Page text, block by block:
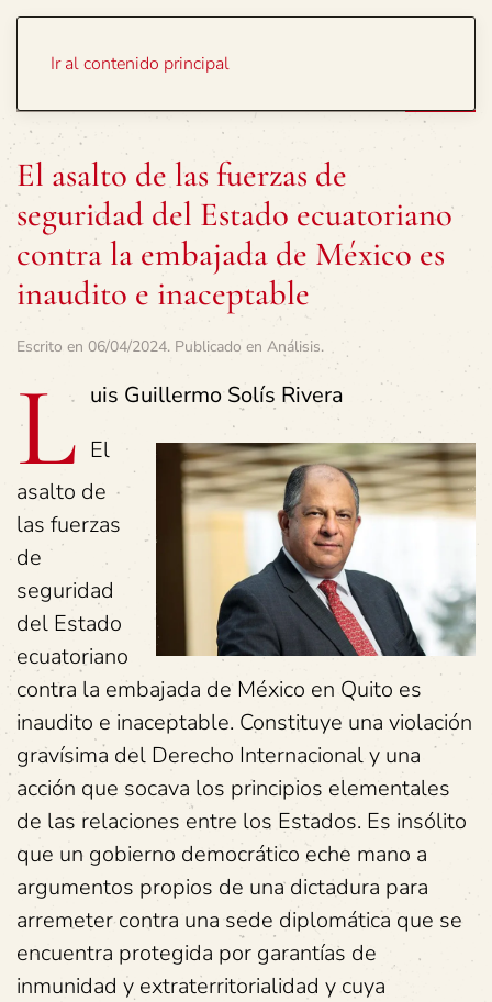
Ir al contenido principal
El asalto de las fuerzas de
seguridad del Estado ecuatoriano
contra la embajada de México es
inaudito e inaceptable
Escrito en 06/04/2024. Publicado en Análisis.
L uis Guillermo Solís Rivera
El
asalto de
las fuerzas
de
seguridad
del Estado
ecuatoriano
contra la embajada de México en Quito es
inaudito e inaceptable. Constituye una violación
gravísima del Derecho Internacional y una
acción que socava los principios elementales
de las relaciones entre los Estados. Es insólito
que un gobierno democrático eche mano a
argumentos propios de una dictadura para
arremeter contra una sede diplomática que se
encuentra protegida por garantías de
inmunidad y extraterritorialidad y cuya